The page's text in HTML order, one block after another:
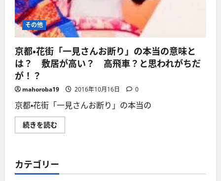
その他
京都・花街「一見さんお断り」の本当の意味と
は？ 敷居が高い？ 高飛車？と思われがちだ
が！？
mahoroba19 2016年10月16日 0
京都・花街「一見さんお断り」の本当の
続きを読む
都・
さ
ん
カテゴリー